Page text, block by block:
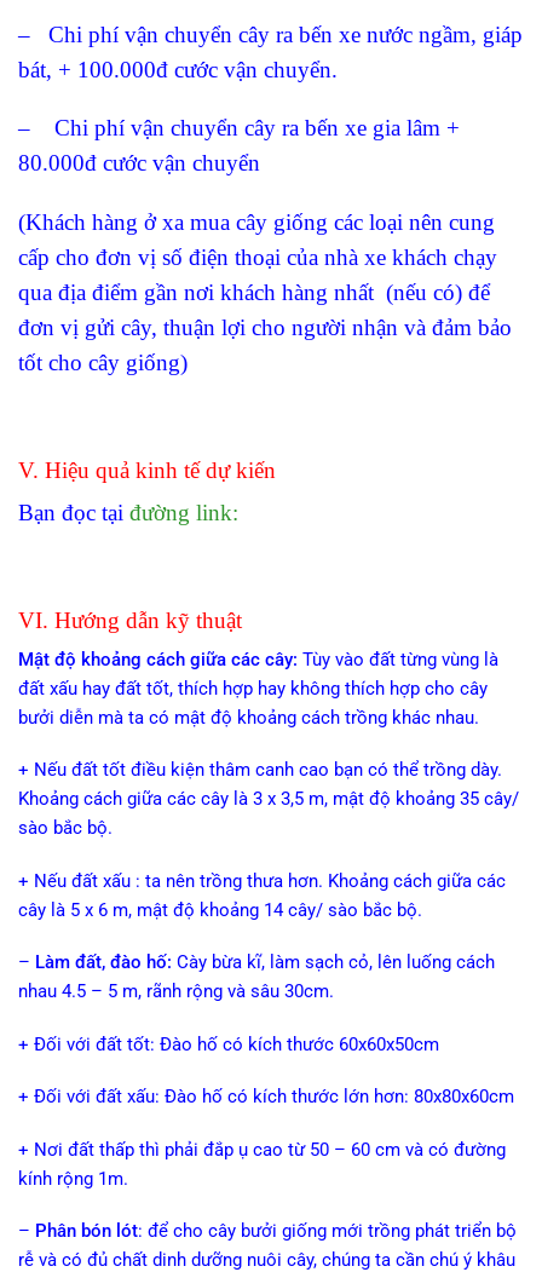
– Chi phí vận chuyển cây ra bến xe nước ngầm, giáp
bát, + 100.000đ cước vận chuyển.
– Chi phí vận chuyển cây ra bến xe gia lâm +
80.000đ cước vận chuyển
(Khách hàng ở xa mua cây giống các loại nên cung
cấp cho đơn vị số điện thoại của nhà xe khách chạy
qua địa điểm gần nơi khách hàng nhất (nếu có) để
đơn vị gửi cây, thuận lợi cho người nhận và đảm bảo
tốt cho cây giống)
V. Hiệu quả kinh tế dự kiến
Bạn đọc tại đường link:
VI. Hướng dẫn kỹ thuật
Mật độ khoảng cách giữa các cây: Tùy vào đất từng vùng là
đất xấu hay đất tốt, thích hợp hay không thích hợp cho cây
bưởi diễn mà ta có mật độ khoảng cách trồng khác nhau.
+ Nếu đất tốt điều kiện thâm canh cao bạn có thể trồng dày.
Khoảng cách giữa các cây là 3 x 3,5 m, mật độ khoảng 35 cây/
sào bắc bộ.
+ Nếu đất xấu : ta nên trồng thưa hơn. Khoảng cách giữa các
cây là 5 x 6 m, mật độ khoảng 14 cây/ sào bắc bộ.
– Làm đất, đào hố: Cày bừa kĩ, làm sạch cỏ, lên luống cách
nhau 4.5 – 5 m, rãnh rộng và sâu 30cm.
+ Đối với đất tốt: Đào hố có kích thước 60x60x50cm
+ Đối với đất xấu: Đào hố có kích thước lớn hơn: 80x80x60cm
+ Nơi đất thấp thì phải đắp ụ cao từ 50 – 60 cm và có đường
kính rộng 1m.
– Phân bón lót: để cho cây bưởi giống mới trồng phát triển bộ
rễ và có đủ chất dinh dưỡng nuôi cây, chúng ta cần chú ý khâu